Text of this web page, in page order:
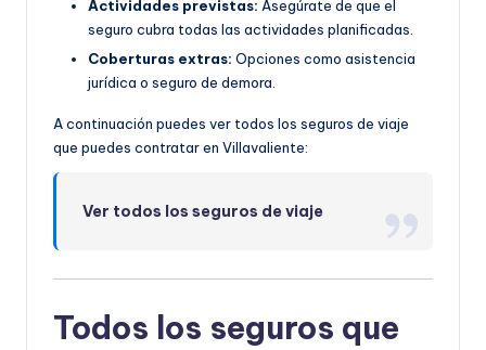
Actividades previstas: Asegúrate de que el
seguro cubra todas las actividades planificadas.
Coberturas extras: Opciones como asistencia
jurídica o seguro de demora.
A continuación puedes ver todos los seguros de viaje
que puedes contratar en Villavaliente:
Ver todos los seguros de viaje
Todos los seguros que